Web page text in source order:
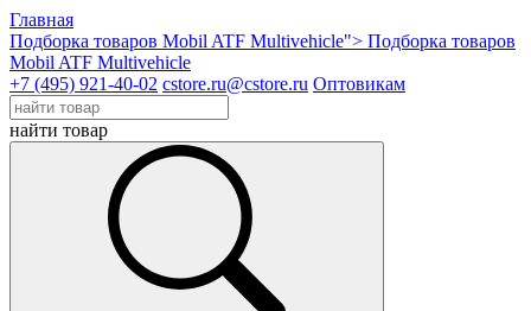
Главная
Подборка товаров Mobil ATF Multivehicle"> Подборка товаров
Mobil ATF Multivehicle
+7 (495) 921-40-02 cstore.ru@cstore.ru Оптовикам
найти товар